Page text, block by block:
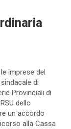
imprese del
di
Provinciali di
dello
un accordo
alla Cassa